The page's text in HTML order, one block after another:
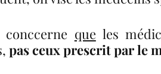
que les
pas ceux prescrit par le